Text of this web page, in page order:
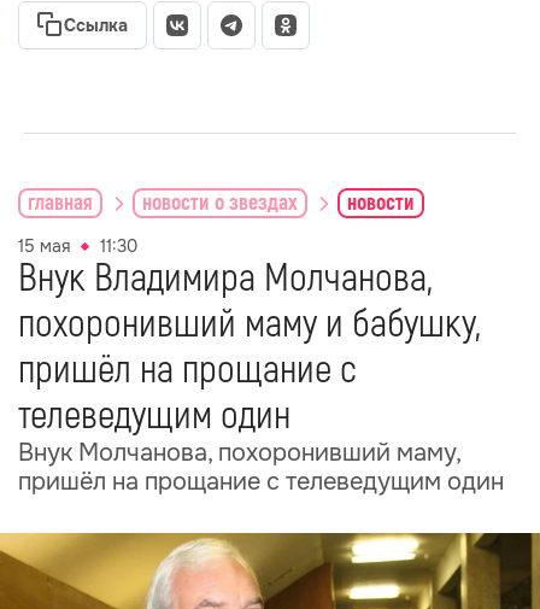
Ссылка
главная новости о звездах новости
15 мая 11:30
Внук Владимира Молчанова,
похоронивший маму и бабушку,
пришёл на прощание с
телеведущим один
Внук Молчанова, похоронивший маму,
пришёл на прощание с телеведущим один